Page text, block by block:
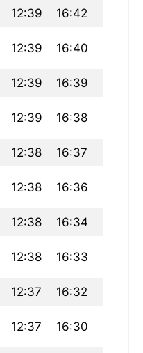
12:39 16:42
12:39 16:40
12:39 16:39
12:39 16:38
12:38 16:37
12:38 16:36
12:38 16:34
12:38 16:33
12:37 16:32
12:37 16:30